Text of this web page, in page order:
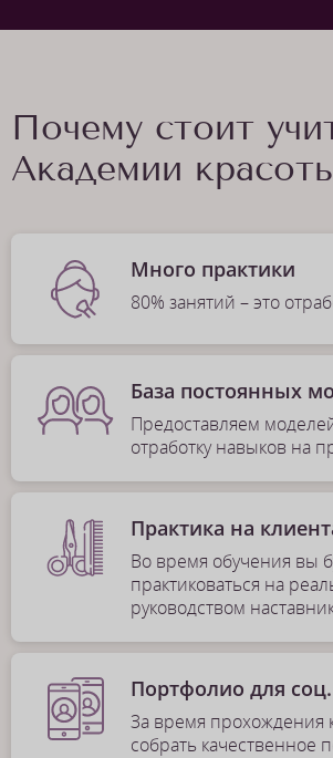
Почему стоит
Академии
Много практики
80% занятий – это
База постоянных
Предоставляем
отработку навыков на
Практика на
Во время обучения вы
практиковаться на
руководством
Портфолио для соц.
За время прохождения
собрать качественное